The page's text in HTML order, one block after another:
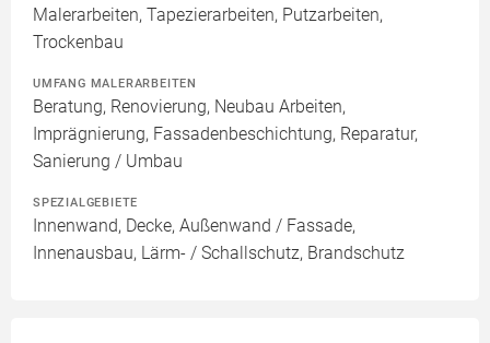
Malerarbeiten, Tapezierarbeiten, Putzarbeiten,
Trockenbau
UMFANG MALERARBEITEN
Beratung, Renovierung, Neubau Arbeiten,
Imprägnierung, Fassadenbeschichtung, Reparatur,
Sanierung / Umbau
SPEZIALGEBIETE
Innenwand, Decke, Außenwand / Fassade,
Innenausbau, Lärm- / Schallschutz, Brandschutz